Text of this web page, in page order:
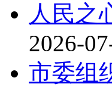
人民之
2026-
市委组